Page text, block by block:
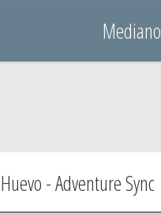
Mediano
Huevo - Adventure Sync